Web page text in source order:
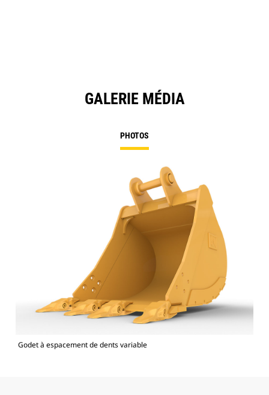
GALERIE MÉDIA
PHOTOS
Godet à espacement de dents variable